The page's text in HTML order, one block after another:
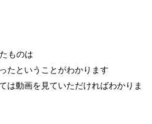
ものは
たということがわかります
は動画を見ていただければわかりま